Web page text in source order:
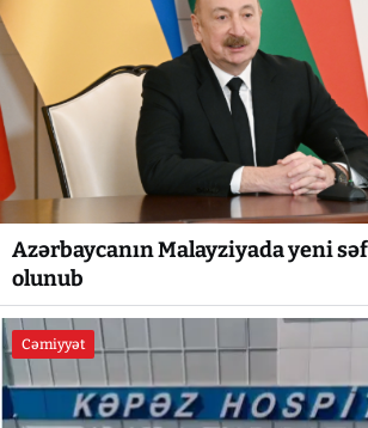
Azərbaycanın Malayziyada yeni
olunub
Cəmiyyət